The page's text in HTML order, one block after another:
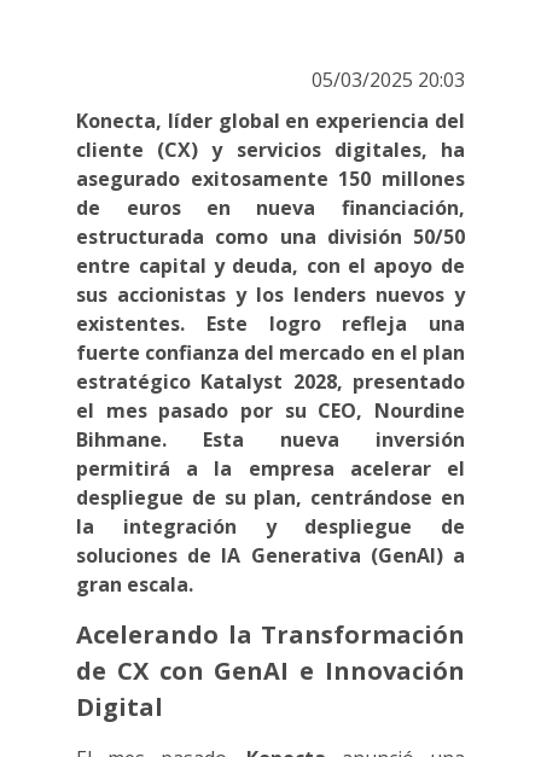
05/03/2025 20:03
Konecta, líder global en experiencia del
cliente (CX) y servicios digitales, ha
asegurado exitosamente 150 millones
de euros en nueva financiación,
estructurada como una división 50/50
entre capital y deuda, con el apoyo de
sus accionistas y los lenders nuevos y
existentes. Este logro refleja una
fuerte confianza del mercado en el plan
estratégico Katalyst 2028, presentado
el mes pasado por su CEO, Nourdine
Bihmane. Esta nueva inversión
permitirá a la empresa acelerar el
despliegue de su plan, centrándose en
la integración y despliegue de
soluciones de IA Generativa (GenAI) a
gran escala.
Acelerando la Transformación
de CX con GenAI e Innovación
Digital